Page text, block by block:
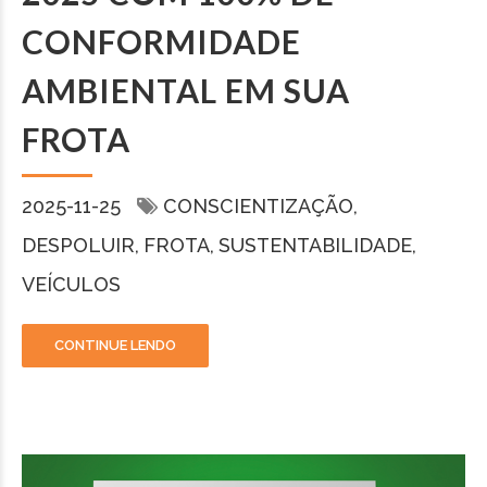
CONFORMIDADE
AMBIENTAL EM SUA
FROTA
2025-11-25
CONSCIENTIZAÇÃO
DESPOLUIR FROTA SUSTENTABILIDADE
VEÍCULOS
CONTINUE LENDO